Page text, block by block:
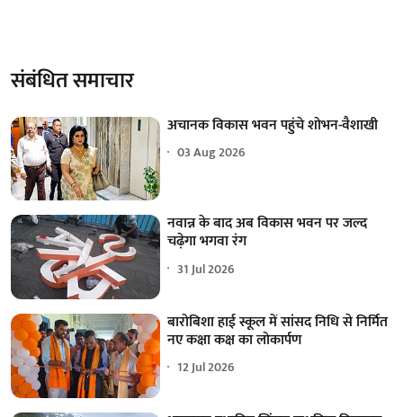
संबंधित समाचार
अचानक विकास भवन पहुंचे शोभन-वैशाखी
03 Aug 2026
नवान्न के बाद अब विकास भवन पर जल्द
चढ़ेगा भगवा रंग
31 Jul 2026
बारोबिशा हाई स्कूल में सांसद निधि से निर्मित
नए कक्षा कक्ष का लोकार्पण
12 Jul 2026